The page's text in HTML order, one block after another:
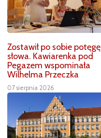
Zostawił po sobie potęgę
słowa. Kawiarenka pod
Pegazem wspominała
Wilhelma Przeczka
07 sierpnia 2026